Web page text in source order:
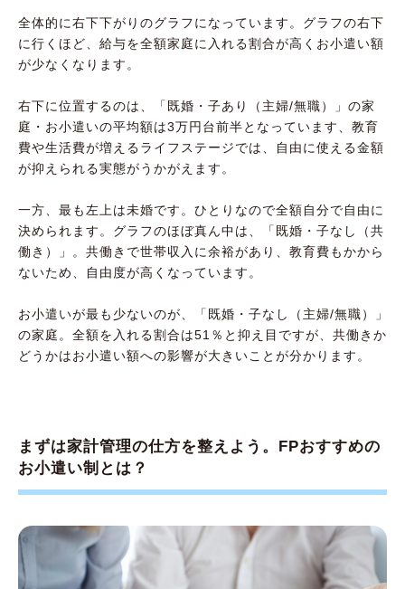
全体的に右下下がりのグラフになっています。グラフの右下
に行くほど、給与を全額家庭に入れる割合が高くお小遣い額
が少なくなります。
右下に位置するのは、「既婚・子あり（主婦/無職）」の家
庭・お小遣いの平均額は3万円台前半となっています、教育
費や生活費が増えるライフステージでは、自由に使える金額
が抑えられる実態がうかがえます。
一方、最も左上は未婚です。ひとりなので全額自分で自由に
決められます。グラフのほぼ真ん中は、「既婚・子なし（共
働き）」。共働きで世帯収入に余裕があり、教育費もかから
ないため、自由度が高くなっています。
お小遣いが最も少ないのが、「既婚・子なし（主婦/無職）」
の家庭。全額を入れる割合は51％と抑え目ですが、共働きか
どうかはお小遣い額への影響が大きいことが分かります。
まずは家計管理の仕方を整えよう。FPおすすめの
お小遣い制とは？